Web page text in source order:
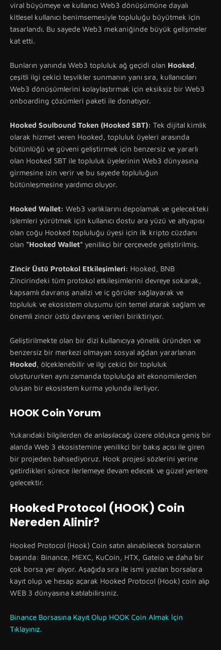
viral büyümeye ve kullanıcı Web3 dönüşümüne dayalı
kitlesel kullanıcı benimsemesiyle topluluğu büyütmek için
tasarlandı. Bu sayede Web3 mekaniğinde büyük gelişmeler
kat etti.
Bunların yanında Web3 topluluk ağ geçidi olan Hooked,
çeşitli ilgi çekici teşvikler sunmanın yanı sıra, kullanıcıları
Web3 dönüşümlerini kolaylaştırmak için eksiksiz bir Web3
onboarding çözümleri paketi ile donatıyor.
Hooked Soulbound Token (Hooked SBT): Tek dijital kimlik
olarak hizmet veren Hooked, topluluk üyeleri arasında
bütünlüğü ve güveni geliştirmek için benzersiz ve yararlı
olan Hooked SBT ile topluluk üyelerinin Web3 dünyasına
girmesine izin verir ve bu sayede topluluğun
bütünleşmesine yardımcı oluyor.
Hooked Wallet: Web3 varlıklarını depolamak ve gelecekteki
işlemleri yürütmek için kullanıcı dostu ara yüzü ve altyapısı
olan çoğu Hooked topluluğu üyesi için ilk kripto cüzdanı
olan "Hooked Wallet" yenilikçi bir çerçevede geliştirilmiş.
Zincir Üstü Protokol Etkileşimleri: Hooked, BNB
Zincirindeki tüm protokol etkileşimlerini devreye sokarak,
kapsamlı davranış analizi ve iç görüler sağlayarak ve
topluluk ve ekosistem oluşumu için temel atarak sağlam ve
önemli zincir üstü davranış verileri biriktiriyor.
Geliştirilmekte olan bir dizi kullanıcıya yönelik üründen ve
benzersiz bir merkezi olmayan sosyal ağdan yararlanan
Hooked, ölçeklenebilir ve ilgi çekici bir topluluk
oluştururken aynı zamanda topluluğa ait ekonomilerden
oluşan bir ekosistem kurma yolunda ilerliyor.
HOOK Coin Yorum
Yukarıdaki bilgilerden de anlaşılacağı üzere oldukça geniş bir
alanda Web 3 ekosistemine yenilikçi bir bakış açısı ile giren
bir projeden bahsediyoruz. Hook projesi sözlerini yerine
getirdikleri sürece ilerlemeye devam edecek ve güzel yerlere
gelecektir.
Hooked Protocol (HOOK) Coin
Nereden Alinir?
Hooked Protocol (Hook) Coin satın alınabilecek borsaların
başında: Binance, MEXC, KuCoin, HTX, Gateio ve daha bir
çok borsa yer alıyor. Aşağıda sıra ile ismi yazılan borsalara
kayıt olup ve hesap açarak Hooked Protocol (Hook) coin alıp
WEB 3 dünyasına katılabilirsiniz.
Binance Borsasına Kayıt Olup HOOK Coin Almak İçin
Tıklayınız.